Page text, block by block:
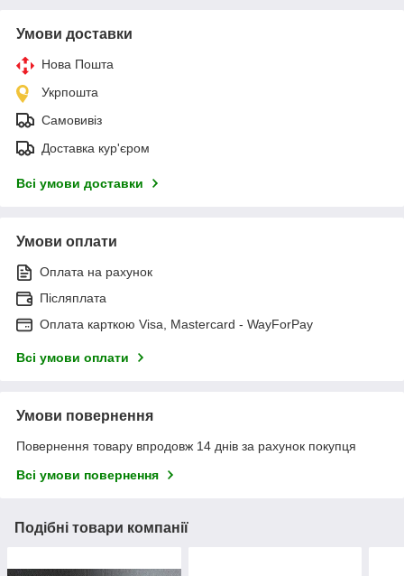
Умови доставки
Нова Пошта
Укрпошта
Самовивіз
Доставка кур'єром
Всі умови доставки
Умови оплати
Оплата на рахунок
Післяплата
Оплата карткою Visa, Mastercard - WayForPay
Всі умови оплати
Умови повернення
Повернення товару впродовж 14 днів за рахунок покупця
Всі умови повернення
Подібні товари компанії